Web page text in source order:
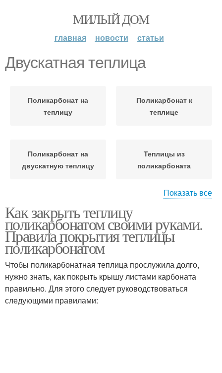
МИЛЫЙ ДОМ
главная новости статьи
Двускатная теплица
Поликарбонат на
теплицу
Поликарбонат к
теплице
Поликарбонат на
двускатную теплицу
Теплицы из
поликарбоната
поликарбоната
Показать все
Как закрыть теплицу
поликарбонатом своими руками.
Правила покрытия теплицы
поликарбонатом
Чтобы поликарбонатная теплица прослужила долго,
нужно знать, как покрыть крышу листами карбоната
правильно. Для этого следует руководствоваться
следующими правилами: